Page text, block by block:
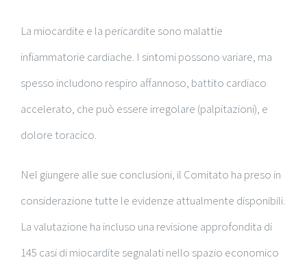
La miocardite e la pericardite sono malattie
infiammatorie cardiache. I sintomi possono variare, ma
spesso includono respiro affannoso, battito cardiaco
accelerato, che può essere irregolare (palpitazioni), e
dolore toracico.
Nel giungere alle sue conclusioni, il Comitato ha preso in
considerazione tutte le evidenze attualmente disponibili.
La valutazione ha incluso una revisione approfondita di
145 casi di miocardite segnalati nello spazio economico